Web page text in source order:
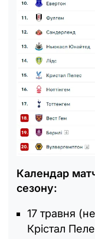
Календар
сезону:
17 травня
Крістал